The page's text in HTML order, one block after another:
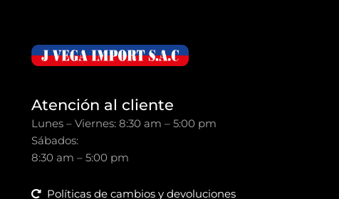
Atención al cliente
Lunes – Viernes: 8:30 am – 5:00 pm
Sábados:
8:30 am – 5:00 pm
Políticas de cambios y devoluciones